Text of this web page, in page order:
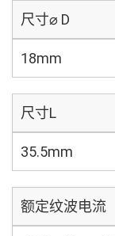
尺寸⌀ D
18mm
尺寸L
35.5mm
额定纹波电流